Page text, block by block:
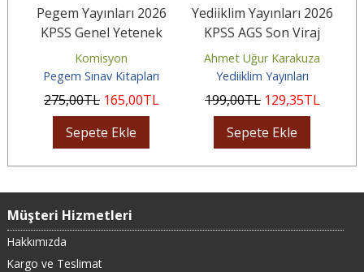
Pegem Yayınları 2026
KPSS Genel Yetenek
Genel Kültür Tamamı
Çözümlü...
Komisyon
Pegem Sınav Kitapları
275,00TL 165,00TL
Sepete Ekle
Yediiklim Yayınları 2026
KPSS AGS Son Viraj
Serisi Tarih Tamamı
Yazılı...
Ahmet Uğur Karakuza
Yediiklim Yayınları
199,00TL 129,35TL
Sepete Ekle
Müşteri Hizmetleri
Hakkımızda
Kargo ve Teslimat